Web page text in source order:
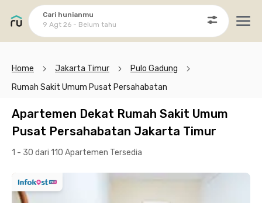
Cari hunianmu
9 Agt 26 - Belum tahu
Home Jakarta Timur
Pulo Gadung
Rumah Sakit Umum Pusat Persahabatan
Apartemen Dekat Rumah Sakit Umum
Pusat Persahabatan Jakarta Timur
1 - 30 dari 110 Apartemen Tersedia